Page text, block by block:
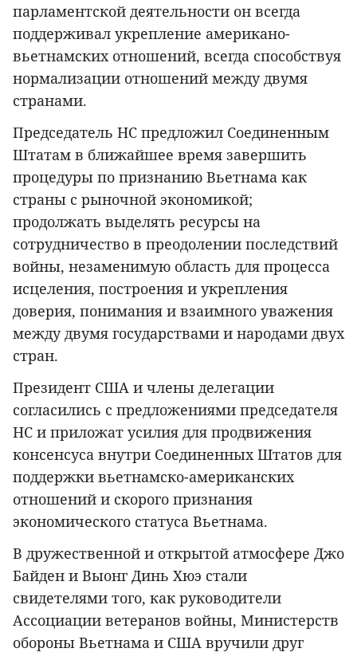
парламентской деятельности он всегда
поддерживал укрепление американо-
вьетнамских отношений, всегда способствуя
нормализации отношений между двумя
странами.
Председатель НС предложил Соединенным
Штатам в ближайшее время завершить
процедуры по признанию Вьетнама как
страны с рыночной экономикой;
продолжать выделять ресурсы на
сотрудничество в преодолении последствий
войны, незаменимую область для процесса
исцеления, построения и укрепления
доверия, понимания и взаимного уважения
между двумя государствами и народами двух
стран.
Президент США и члены делегации
согласились с предложениями председателя
НС и приложат усилия для продвижения
консенсуса внутри Соединенных Штатов для
поддержки вьетнамско-американских
отношений и скорого признания
экономического статуса Вьетнама.
В дружественной и открытой атмосфере Джо
Байден и Выонг Динь Хюэ стали
свидетелями того, как руководители
Ассоциации ветеранов войны, Министерств
обороны Вьетнама и США вручили друг